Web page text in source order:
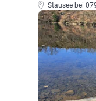
Stausee bei